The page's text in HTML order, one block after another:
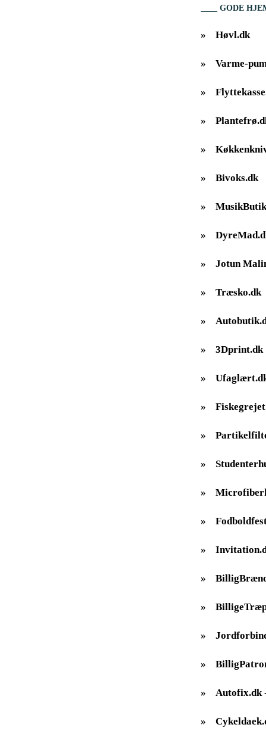
GODE
» Høvl.dk
» Varme-
»
»
»
» Bivoks.dk
»
»
» Jotun
» Træsko.dk
»
» 3Dprint.dk
»
»
»
»
»
»
»
»
»
»
»
» Autofix.dk
»